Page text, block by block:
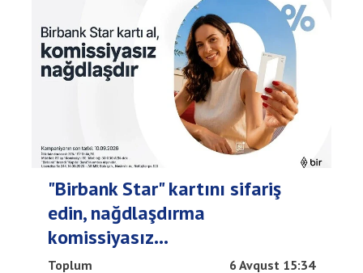
"Birbank Star" kartını sifariş
edin, nağdlaşdırma
komissiyasız...
Toplum 6 Avqust 15:34